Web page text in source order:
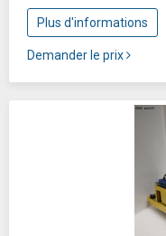
Plus d'informations
Demander le prix